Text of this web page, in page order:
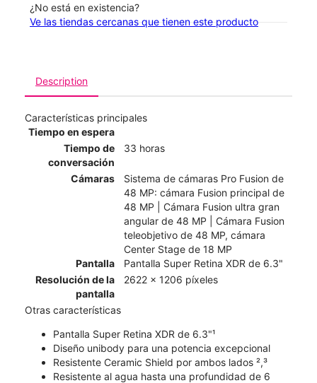
¿No está en existencia?
Ve las tiendas cercanas que tienen este producto
Description
Características principales
Tiempo en espera
Tiempo de
conversación
33 horas
Cámaras
Sistema de cámaras Pro Fusion de
48 MP: cámara Fusion principal de
48 MP | Cámara Fusion ultra gran
angular de 48 MP | Cámara Fusion
teleobjetivo de 48 MP, cámara
Center Stage de 18 MP
Pantalla
Pantalla Super Retina XDR de 6.3"
Resolución de la
pantalla
2622 x 1206 píxeles
Otras características
Pantalla Super Retina XDR de 6.3"¹
Diseño unibody para una potencia excepcional
Resistente Ceramic Shield por ambos lados ²,³
Resistente al agua hasta una profundidad de 6